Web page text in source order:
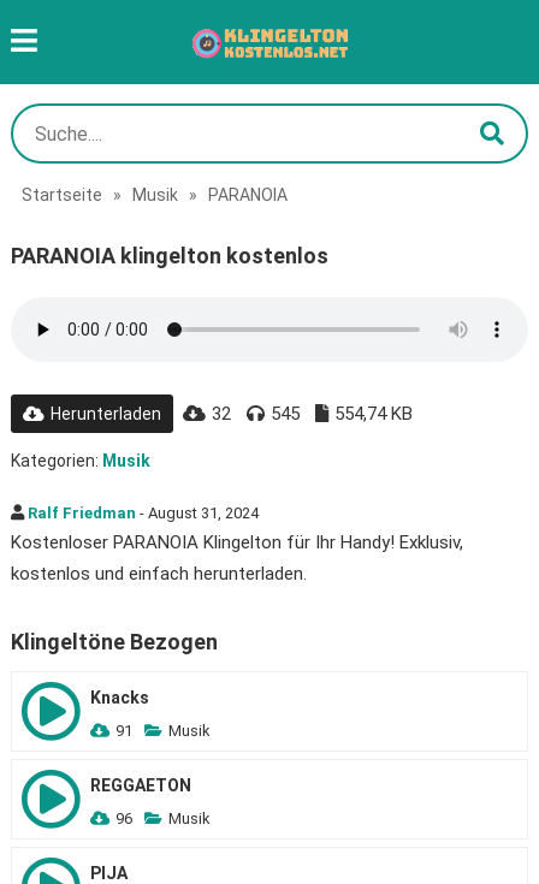
Startseite » Musik » PARANOIA
PARANOIA klingelton kostenlos
Herunterladen 32 545 554,74 KB
Kategorien: Musik
Ralf Friedman - August 31, 2024
Kostenloser PARANOIA Klingelton für Ihr Handy! Exklusiv,
kostenlos und einfach herunterladen.
Klingeltöne Bezogen
Knacks
91 Musik
REGGAETON
96 Musik
PIJA